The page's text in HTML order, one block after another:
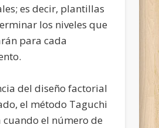
es decir, plantillas
los niveles que
para cada
del diseño factorial
el método Taguchi
cuando el número de